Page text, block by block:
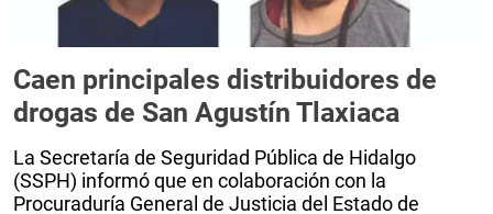
Caen principales distribuidores de
drogas de San Agustín Tlaxiaca
La Secretaría de Seguridad Pública de Hidalgo
(SSPH) informó que en colaboración con la
Procuraduría General de Justicia del Estado de